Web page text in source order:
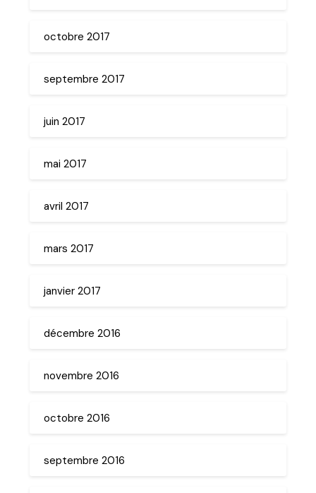
octobre 2017
septembre 2017
juin 2017
mai 2017
avril 2017
mars 2017
janvier 2017
décembre 2016
novembre 2016
octobre 2016
septembre 2016